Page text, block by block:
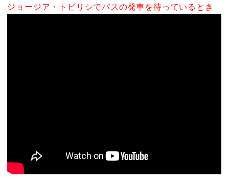
ジョージア・トビリシでバスの発車を待っているとき